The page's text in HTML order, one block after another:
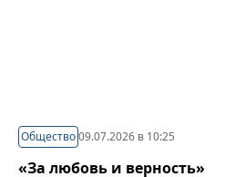
Общество09.07.2026 в 10:25
«За любовь и верность»